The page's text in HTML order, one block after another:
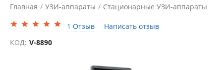
Главная / УЗИ-аппараты / Стационарные УЗИ-аппараты
/
1 Отзыв
Написать отзыв
КОД: V-8890